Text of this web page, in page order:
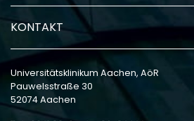
KONTAKT
Universitätsklinikum Aachen, AöR
Pauwelsstraße 30
52074 Aachen